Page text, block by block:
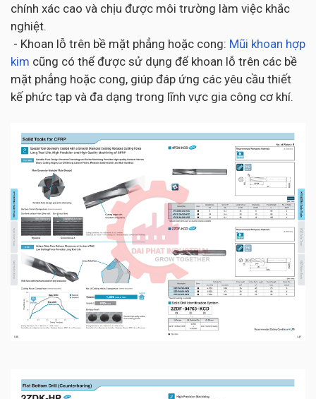
chính xác cao và chịu được môi trường làm việc khắc
nghiệt.
- Khoan lỗ trên bề mặt phẳng hoặc cong: Mũi khoan hợp
kim cũng có thể được sử dụng để khoan lỗ trên các bề
mặt phẳng hoặc cong, giúp đáp ứng các yêu cầu thiết
kế phức tạp và đa dạng trong lĩnh vực gia công cơ khí.